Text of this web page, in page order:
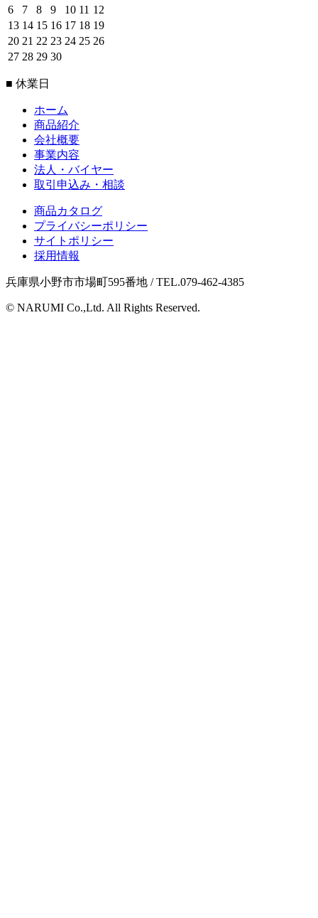
6
7 8 9 10 11 12
13 14 15 16 17 18 19
20 21 22 23 24 25 26
27 28 29 30
■ 休業日
ホーム
商品紹介
会社概要
事業内容
法人・バイヤー
取引申込み・相談
商品カタログ
プライバシーポリシー
サイトポリシー
採用情報
兵庫県小野市市場町595番地 / TEL.079-462-4385
© NARUMI Co.,Ltd. All Rights Reserved.